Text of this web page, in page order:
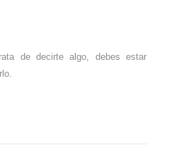
de decirte algo, debes estar